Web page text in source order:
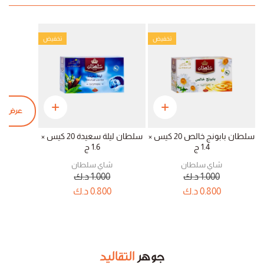
تخفيض
سلطان بابونج خالص 20 كيس ×
1.4 ج
شاي سلطان
1.000د.ك
0.800د.ك
تخفيض
سلطان ليلة سعيدة 20 كيس ×
1.6 ج
شاي سلطان
1.000د.ك
0.800د.ك
عرض
جوهرالتقاليد